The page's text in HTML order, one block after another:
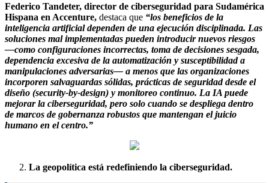
Federico Tandeter, director de ciberseguridad para Sudamérica
Hispana en Accenture, destaca que “los beneficios de la
inteligencia artificial dependen de una ejecución disciplinada. Las
soluciones mal implementadas pueden introducir nuevos riesgos
—como configuraciones incorrectas, toma de decisiones sesgada,
dependencia excesiva de la automatización y susceptibilidad a
manipulaciones adversarias— a menos que las organizaciones
incorporen salvaguardas sólidas, prácticas de seguridad desde el
diseño (security-by-design) y monitoreo continuo. La IA puede
mejorar la ciberseguridad, pero solo cuando se despliega dentro
de marcos de gobernanza robustos que mantengan el juicio
humano en el centro.”
La geopolítica está redefiniendo la ciberseguridad.